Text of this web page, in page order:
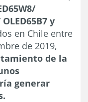
y
en Chile entre
de 2019,
de la
generar